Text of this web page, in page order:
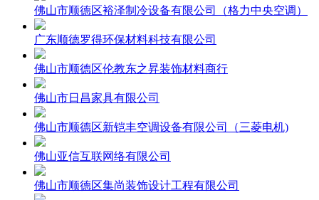
佛山市顺德区裕泽制冷设备有限公司（格力中央空调）
广东顺德罗得环保材料科技有限公司
佛山市顺德区伦教东之昇装饰材料商行
佛山市日昌家具有限公司
佛山市顺德区新铠丰空调设备有限公司（三菱电机)
佛山亚信互联网络有限公司
佛山市顺德区集尚装饰设计工程有限公司